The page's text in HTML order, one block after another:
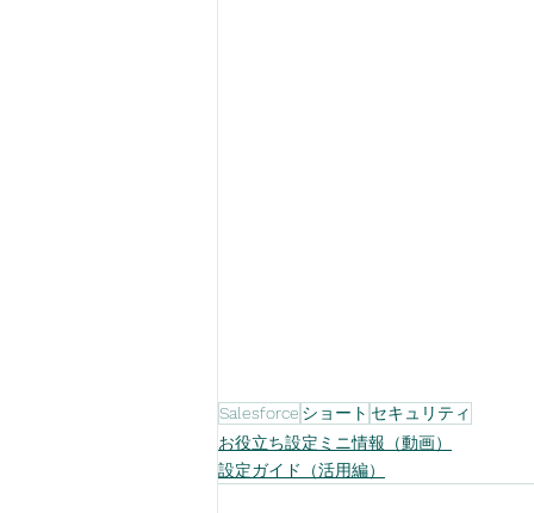
Salesforce ショート セキュリティ
お役立ち設定ミニ情報（動画）
設定ガイド（活用編）